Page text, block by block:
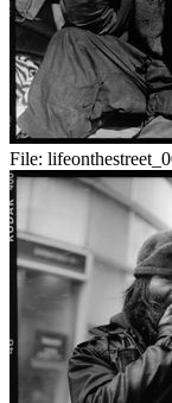
File: